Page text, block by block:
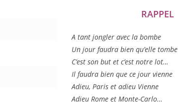
RAPPEL
A tant jon­gler avec la bombe
Un jour fau­dra bien qu’elle tombe
C’est son but et c’est notre lot…
Il fau­dra bien que ce jour vienne
Adieu, Paris et adieu Vienne
Adieu Rome et Monte-Carlo…